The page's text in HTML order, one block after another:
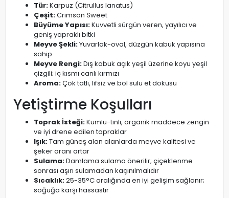
Tür:Karpuz (Citrullus lanatus)
Çeşit:Crimson Sweet
Büyüme Yapısı:Kuvvetli sürgün veren, yayılıcı ve
geniş yapraklı bitki
Meyve Şekli:Yuvarlak-oval, düzgün kabuk yapısına
sahip
Meyve Rengi:Dış kabuk açık yeşil üzerine koyu yeşil
çizgili; iç kısmı canlı kırmızı
Aroma:Çok tatlı, lifsiz ve bol sulu et dokusu
Yetiştirme Koşulları
Toprak İsteği:Kumlu-tınlı, organik maddece zengin
ve iyi drene edilen topraklar
Işık:Tam güneş alan alanlarda meyve kalitesi ve
şeker oranı artar
Sulama:Damlama sulama önerilir; çiçeklenme
sonrası aşırı sulamadan kaçınılmalıdır
Sıcaklık:25-35°C aralığında en iyi gelişim sağlanır;
soğuğa karşı hassastır